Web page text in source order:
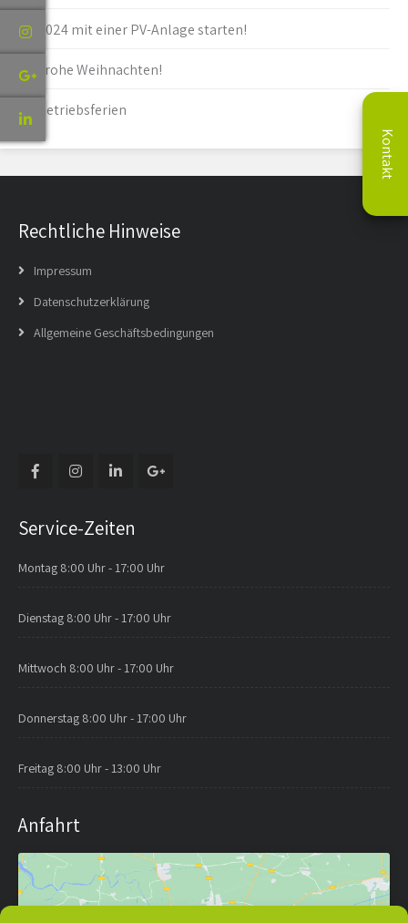
2024 mit einer PV-Anlage starten!
Frohe Weihnachten!
Betriebsferien
Rechtliche Hinweise
Impressum
Datenschutzerklärung
Allgemeine Geschäftsbedingungen
Service-Zeiten
Montag 8:00 Uhr - 17:00 Uhr
Dienstag 8:00 Uhr - 17:00 Uhr
Mittwoch 8:00 Uhr - 17:00 Uhr
Donnerstag 8:00 Uhr - 17:00 Uhr
Freitag 8:00 Uhr - 13:00 Uhr
Anfahrt
Kontakt